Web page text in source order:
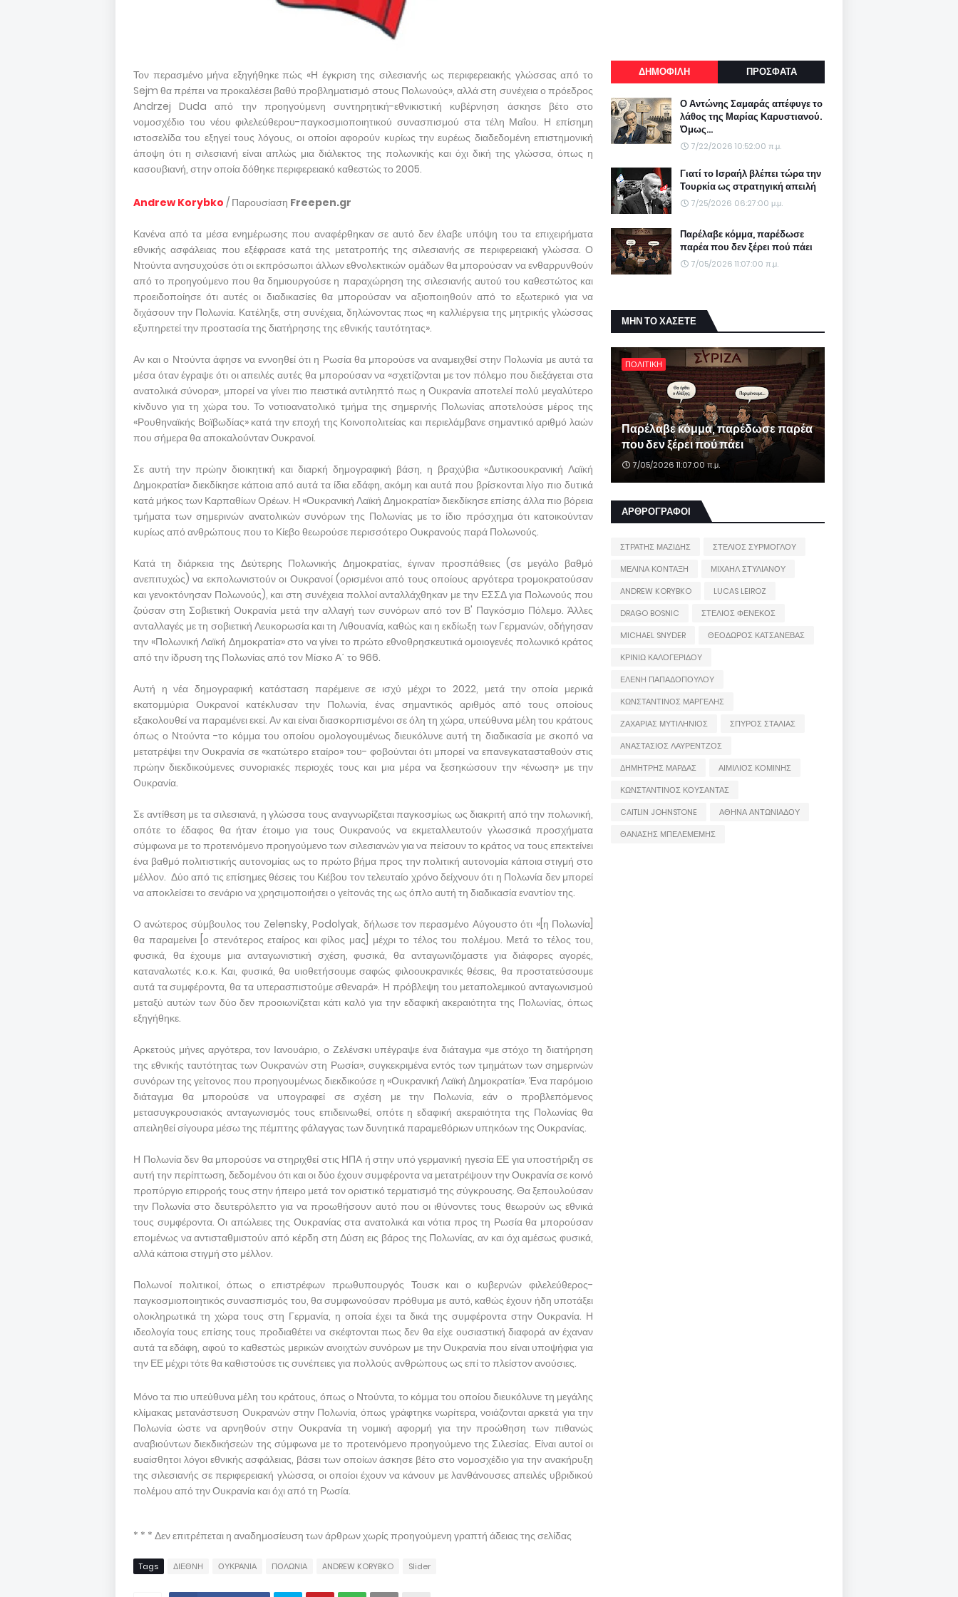
Τον περασμένο μήνα εξηγήθηκε πώς «Η έγκριση της σιλεσιανής ως περιφερειακής γλώσσας από το
Sejm θα πρέπει να προκαλέσει βαθύ προβληματισμό στους Πολωνούς», αλλά στη συνέχεια ο πρόεδρος
Andrzej Duda από την προηγούμενη συντηρητική-εθνικιστική κυβέρνηση άσκησε βέτο στο
νομοσχέδιο του νέου φιλελεύθερου-παγκοσμιοποιητικού συνασπισμού στα τέλη Μαΐου. Η επίσημη
ιστοσελίδα του εξηγεί τους λόγους, οι οποίοι αφορούν κυρίως την ευρέως διαδεδομένη επιστημονική
άποψη ότι η σιλεσιανή είναι απλώς μια διάλεκτος της πολωνικής και όχι δική της γλώσσα, όπως η
κασουβιανή, στην οποία δόθηκε περιφερειακό καθεστώς το 2005.
Andrew Korybko / Παρουσίαση Freepen.gr
Κανένα από τα μέσα ενημέρωσης που αναφέρθηκαν σε αυτό δεν έλαβε υπόψη του τα επιχειρήματα
εθνικής ασφάλειας που εξέφρασε κατά της μετατροπής της σιλεσιανής σε περιφερειακή γλώσσα. Ο
Ντούντα ανησυχούσε ότι οι εκπρόσωποι άλλων εθνολεκτικών ομάδων θα μπορούσαν να ενθαρρυνθούν
από το προηγούμενο που θα δημιουργούσε η παραχώρηση της σιλεσιανής αυτού του καθεστώτος και
προειδοποίησε ότι αυτές οι διαδικασίες θα μπορούσαν να αξιοποιηθούν από το εξωτερικό για να
διχάσουν την Πολωνία. Κατέληξε, στη συνέχεια, δηλώνοντας πως «η καλλιέργεια της μητρικής γλώσσας
εξυπηρετεί την προστασία της διατήρησης της εθνικής ταυτότητας».
Αν και ο Ντούντα άφησε να εννοηθεί ότι η Ρωσία θα μπορούσε να αναμειχθεί στην Πολωνία με αυτά τα
μέσα όταν έγραψε ότι οι απειλές αυτές θα μπορούσαν να «σχετίζονται με τον πόλεμο που διεξάγεται στα
ανατολικά σύνορα», μπορεί να γίνει πιο πειστικά αντιληπτό πως η Ουκρανία αποτελεί πολύ μεγαλύτερο
κίνδυνο για τη χώρα του. Το νοτιοανατολικό τμήμα της σημερινής Πολωνίας αποτελούσε μέρος της
«Ρουθηναϊκής Βοϊβωδίας» κατά την εποχή της Κοινοπολιτείας και περιελάμβανε σημαντικό αριθμό λαών
που σήμερα θα αποκαλούνταν Ουκρανοί.
Σε αυτή την πρώην διοικητική και διαρκή δημογραφική βάση, η βραχύβια «Δυτικοουκρανική Λαϊκή
Δημοκρατία» διεκδίκησε κάποια από αυτά τα ίδια εδάφη, ακόμη και αυτά που βρίσκονται λίγο πιο δυτικά
κατά μήκος των Καρπαθίων Ορέων. Η «Ουκρανική Λαϊκή Δημοκρατία» διεκδίκησε επίσης άλλα πιο βόρεια
τμήματα των σημερινών ανατολικών συνόρων της Πολωνίας με το ίδιο πρόσχημα ότι κατοικούνταν
κυρίως από ανθρώπους που το Κίεβο θεωρούσε περισσότερο Ουκρανούς παρά Πολωνούς.
Κατά τη διάρκεια της Δεύτερης Πολωνικής Δημοκρατίας, έγιναν προσπάθειες (σε μεγάλο βαθμό
ανεπιτυχώς) να εκπολωνιστούν οι Ουκρανοί (ορισμένοι από τους οποίους αργότερα τρομοκρατούσαν
και γενοκτόνησαν Πολωνούς), και στη συνέχεια πολλοί ανταλλάχθηκαν με την ΕΣΣΔ για Πολωνούς που
ζούσαν στη Σοβιετική Ουκρανία μετά την αλλαγή των συνόρων από τον Β' Παγκόσμιο Πόλεμο. Άλλες
ανταλλαγές με τη σοβιετική Λευκορωσία και τη Λιθουανία, καθώς και η εκδίωξη των Γερμανών, οδήγησαν
την «Πολωνική Λαϊκή Δημοκρατία» στο να γίνει το πρώτο εθνοθρησκευτικά ομοιογενές πολωνικό κράτος
από την ίδρυση της Πολωνίας από τον Μίσκο Α΄ το 966.
Αυτή η νέα δημογραφική κατάσταση παρέμεινε σε ισχύ μέχρι το 2022, μετά την οποία μερικά
εκατομμύρια Ουκρανοί κατέκλυσαν την Πολωνία, ένας σημαντικός αριθμός από τους οποίους
εξακολουθεί να παραμένει εκεί. Αν και είναι διασκορπισμένοι σε όλη τη χώρα, υπεύθυνα μέλη του κράτους
όπως ο Ντούντα -το κόμμα του οποίου ομολογουμένως διευκόλυνε αυτή τη διαδικασία με σκοπό να
μετατρέψει την Ουκρανία σε «κατώτερο εταίρο» του- φοβούνται ότι μπορεί να επανεγκατασταθούν στις
πρώην διεκδικούμενες συνοριακές περιοχές τους και μια μέρα να ξεσηκώσουν την «ένωση» με την
Ουκρανία.
Σε αντίθεση με τα σιλεσιανά, η γλώσσα τους αναγνωρίζεται παγκοσμίως ως διακριτή από την πολωνική,
οπότε το έδαφος θα ήταν έτοιμο για τους Ουκρανούς να εκμεταλλευτούν γλωσσικά προσχήματα
σύμφωνα με το προτεινόμενο προηγούμενο των σιλεσιανών για να πείσουν το κράτος να τους επεκτείνει
ένα βαθμό πολιτιστικής αυτονομίας ως το πρώτο βήμα προς την πολιτική αυτονομία κάποια στιγμή στο
μέλλον. Δύο από τις επίσημες θέσεις του Κιέβου τον τελευταίο χρόνο δείχνουν ότι η Πολωνία δεν μπορεί
να αποκλείσει το σενάριο να χρησιμοποιήσει ο γείτονάς της ως όπλο αυτή τη διαδικασία εναντίον της.
Ο ανώτερος σύμβουλος του Zelensky, Podolyak, δήλωσε τον περασμένο Αύγουστο ότι «[η Πολωνία]
θα παραμείνει [ο στενότερος εταίρος και φίλος μας] μέχρι το τέλος του πολέμου. Μετά το τέλος του,
φυσικά, θα έχουμε μια ανταγωνιστική σχέση, φυσικά, θα ανταγωνιζόμαστε για διάφορες αγορές,
καταναλωτές κ.ο.κ. Και, φυσικά, θα υιοθετήσουμε σαφώς φιλοουκρανικές θέσεις, θα προστατεύσουμε
αυτά τα συμφέροντα, θα τα υπερασπιστούμε σθεναρά». Η πρόβλεψη του μεταπολεμικού ανταγωνισμού
μεταξύ αυτών των δύο δεν προοιωνίζεται κάτι καλό για την εδαφική ακεραιότητα της Πολωνίας, όπως
εξηγήθηκε.
Αρκετούς μήνες αργότερα, τον Ιανουάριο, ο Ζελένσκι υπέγραψε ένα διάταγμα «με στόχο τη διατήρηση
της εθνικής ταυτότητας των Ουκρανών στη Ρωσία», συγκεκριμένα εντός των τμημάτων των σημερινών
συνόρων της γείτονος που προηγουμένως διεκδικούσε η «Ουκρανική Λαϊκή Δημοκρατία». Ένα παρόμοιο
διάταγμα θα μπορούσε να υπογραφεί σε σχέση με την Πολωνία, εάν ο προβλεπόμενος
μετασυγκρουσιακός ανταγωνισμός τους επιδεινωθεί, οπότε η εδαφική ακεραιότητα της Πολωνίας θα
απειληθεί σίγουρα μέσω της πέμπτης φάλαγγας των δυνητικά παραμεθόριων υπηκόων της Ουκρανίας.
Η Πολωνία δεν θα μπορούσε να στηριχθεί στις ΗΠΑ ή στην υπό γερμανική ηγεσία ΕΕ για υποστήριξη σε
αυτή την περίπτωση, δεδομένου ότι και οι δύο έχουν συμφέροντα να μετατρέψουν την Ουκρανία σε κοινό
προπύργιο επιρροής τους στην ήπειρο μετά τον οριστικό τερματισμό της σύγκρουσης. Θα ξεπουλούσαν
την Πολωνία στο δευτερόλεπτο για να προωθήσουν αυτό που οι ιθύνοντες τους θεωρούν ως εθνικά
τους συμφέροντα. Οι απώλειες της Ουκρανίας στα ανατολικά και νότια προς τη Ρωσία θα μπορούσαν
επομένως να αντισταθμιστούν από κέρδη στη Δύση εις βάρος της Πολωνίας, αν και όχι αμέσως φυσικά,
αλλά κάποια στιγμή στο μέλλον.
Πολωνοί πολιτικοί, όπως ο επιστρέφων πρωθυπουργός Τουσκ και ο κυβερνών φιλελεύθερος-
παγκοσμιοποιητικός συνασπισμός του, θα συμφωνούσαν πρόθυμα με αυτό, καθώς έχουν ήδη υποτάξει
ολοκληρωτικά τη χώρα τους στη Γερμανία, η οποία έχει τα δικά της συμφέροντα στην Ουκρανία. Η
ιδεολογία τους επίσης τους προδιαθέτει να σκέφτονται πως δεν θα είχε ουσιαστική διαφορά αν έχαναν
αυτά τα εδάφη, αφού το καθεστώς μερικών ανοιχτών συνόρων με την Ουκρανία που είναι υποψήφια για
την ΕΕ μέχρι τότε θα καθιστούσε τις συνέπειες για πολλούς ανθρώπους ως επί το πλείστον ανούσιες.
Μόνο τα πιο υπεύθυνα μέλη του κράτους, όπως ο Ντούντα, το κόμμα του οποίου διευκόλυνε τη μεγάλης
κλίμακας μετανάστευση Ουκρανών στην Πολωνία, όπως γράφτηκε νωρίτερα, νοιάζονται αρκετά για την
Πολωνία ώστε να αρνηθούν στην Ουκρανία τη νομική αφορμή για την προώθηση των πιθανώς
αναβιούντων διεκδικήσεών της σύμφωνα με το προτεινόμενο προηγούμενο της Σιλεσίας. Είναι αυτοί οι
ευαίσθητοι λόγοι εθνικής ασφάλειας, βάσει των οποίων άσκησε βέτο στο νομοσχέδιο για την ανακήρυξη
της σιλεσιανής σε περιφερειακή γλώσσα, οι οποίοι έχουν να κάνουν με λανθάνουσες απειλές υβριδικού
πολέμου από την Ουκρανία και όχι από τη Ρωσία.
* * * Δεν επιτρέπεται η αναδημοσίευση των άρθρων χωρίς προηγούμενη γραπτή άδειας της σελίδας
Tags ΔΙΕΘΝΗ ΟΥΚΡΑΝΙΑ ΠΟΛΩΝΙΑ ANDREW KORYBKO Slider
ΔΗΜΟΦΙΛΗ ΠΡΟΣΦΑΤΑ
Ο Αντώνης Σαμαράς απέφυγε το
λάθος της Μαρίας Καρυστιανού.
Όμως...
7/22/2026 10:52:00 π.μ.
Γιατί το Ισραήλ βλέπει τώρα την
Τουρκία ως στρατηγική απειλή
7/25/2026 06:27:00 μ.μ.
Παρέλαβε κόμμα, παρέδωσε
παρέα που δεν ξέρει πού πάει
7/05/2026 11:07:00 π.μ.
ΜΗΝ ΤΟ ΧΑΣΕΤΕ
ΠΟΛΙΤΙΚΗ
Παρέλαβε κόμμα, παρέδωσε παρέα
που δεν ξέρει πού πάει
7/05/2026 11:07:00 π.μ.
ΑΡΘΡΟΓΡΑΦΟΙ
ΣΤΡΑΤΗΣ ΜΑΖΙΔΗΣ
ΣΤΕΛΙΟΣ ΣΥΡΜΟΓΛΟΥ
ΜΕΛΙΝΑ ΚΟΝΤΑΞΗ
ΜΙΧΑΗΛ ΣΤΥΛΙΑΝΟΥ
ANDREW KORYBKO
LUCAS LEIROZ
DRAGO BOSNIC
ΣΤΕΛΙΟΣ ΦΕΝΕΚΟΣ
MICHAEL SNYDER
ΘΕΟΔΩΡΟΣ ΚΑΤΣΑΝΕΒΑΣ
ΚΡΙΝΙΩ ΚΑΛΟΓΕΡΙΔΟΥ
ΕΛΕΝΗ ΠΑΠΑΔΟΠΟΥΛΟΥ
ΚΩΝΣΤΑΝΤΙΝΟΣ ΜΑΡΓΕΛΗΣ
ΖΑΧΑΡΙΑΣ ΜΥΤΙΛΗΝΙΟΣ
ΣΠΥΡΟΣ ΣΤΑΛΙΑΣ
ΑΝΑΣΤΑΣΙΟΣ ΛΑΥΡΕΝΤΖΟΣ
ΔΗΜΗΤΡΗΣ ΜΑΡΔΑΣ
ΑΙΜΙΛΙΟΣ ΚΟΜΙΝΗΣ
ΚΩΝΣΤΑΝΤΙΝΟΣ ΚΟΥΣΑΝΤΑΣ
CAITLIN JOHNSTONE
ΑΘΗΝΑ ΑΝΤΩΝΙΑΔΟΥ
ΘΑΝΑΣΗΣ ΜΠΕΛΕΜΕΜΗΣ